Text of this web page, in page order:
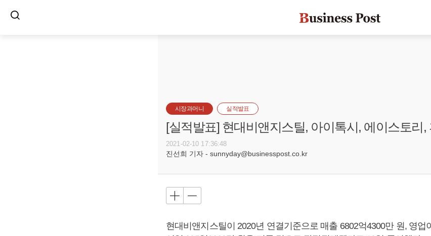
시장과머니 실적발표
[실적발표] 현대비앤지스틸, 아이톡시, 에이스토리,
2021-02-10 17:36:48
진선희 기자 - sunnyday@businesspost.co.kr
현대비앤지스틸이 2020년 연결기준으로 매출 6802억4300만 원, 영업